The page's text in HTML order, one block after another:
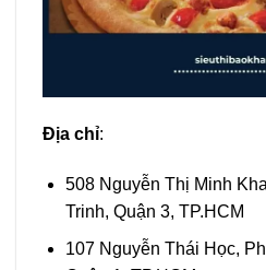
Địa chỉ:
508 Nguyễn Thị Minh
Trinh, Quận 3, TP.HCM
107 Nguyễn Thái Học,